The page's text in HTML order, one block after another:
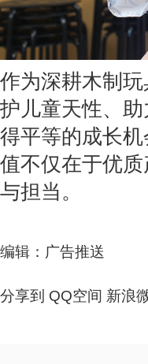
作为深耕木制
护儿童天性、
得平等的成长
值不仅在于优
与担当。
编辑：广告推送
分享到 QQ空间 新浪